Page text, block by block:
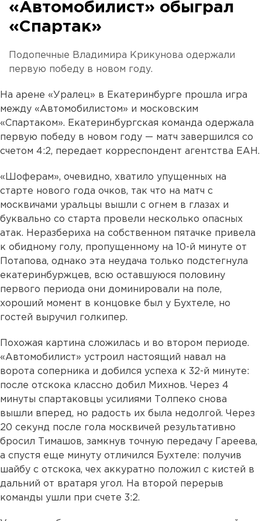
«Автомобилист» обыграл
«Спартак»
Подопечные Владимира Крикунова одержали
первую победу в новом году.
На арене «Уралец» в Екатеринбурге прошла игра
между «Автомобилистом» и московским
«Спартаком». Екатеринбургская команда одержала
первую победу в новом году — матч завершился со
счетом 4:2, передает корреспондент агентства ЕАН.
«Шоферам», очевидно, хватило упущенных на
старте нового года очков, так что на матч с
москвичами уральцы вышли с огнем в глазах и
буквально со старта провели несколько опасных
атак. Неразбериха на собственном пятачке привела
к обидному голу, пропущенному на 10-й минуте от
Потапова, однако эта неудача только подстегнула
екатеринбуржцев, всю оставшуюся половину
первого периода они доминировали на поле,
хороший момент в концовке был у Бухтеле, но
гостей выручил голкипер.
Похожая картина сложилась и во втором периоде.
«Автомобилист» устроил настоящий навал на
ворота соперника и добился успеха к 32-й минуте:
после отскока классно добил Михнов. Через 4
минуты спартаковцы усилиями Толпеко снова
вышли вперед, но радость их была недолгой. Через
20 секунд после гола москвичей результативно
бросил Тимашов, замкнув точную передачу Гареева,
а спустя еще минуту отличился Бухтеле: получив
шайбу с отскока, чех аккуратно положил с кистей в
дальний от вратаря угол. На второй перерыв
команды ушли при счете 3:2.